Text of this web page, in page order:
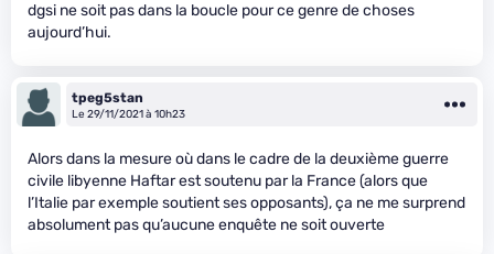
dgsi ne soit pas dans la boucle pour ce genre de choses
aujourd’hui.
tpeg5stan
Le 29/11/2021 à 10h23
Alors dans la mesure où dans le cadre de la deuxième guerre
civile libyenne Haftar est soutenu par la France (alors que
l’Italie par exemple soutient ses opposants), ça ne me surprend
absolument pas qu’aucune enquête ne soit ouverte